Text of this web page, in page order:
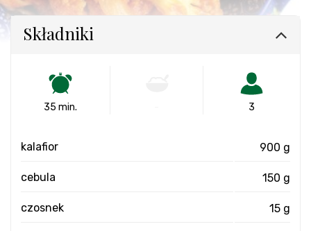
Składniki
35 min. 3
kalafior 900 g
cebula 150 g
czosnek 15 g